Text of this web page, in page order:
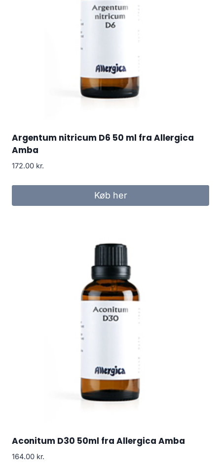
Argentum nitricum D6 50 ml fra Allergica
Amba
172.00 kr.
Køb her
Aconitum D30 50ml fra Allergica Amba
164.00 kr.